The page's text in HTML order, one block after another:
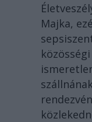
Majka,